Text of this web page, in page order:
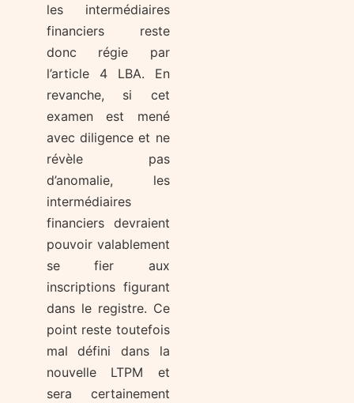
les intermédiaires
financiers reste
donc régie par
l’article 4 LBA. En
revanche, si cet
examen est mené
avec diligence et ne
révèle pas
d’anomalie, les
intermédiaires
financiers devraient
pouvoir valablement
se fier aux
inscriptions figurant
dans le registre. Ce
point reste toutefois
mal défini dans la
nouvelle LTPM et
sera certainement